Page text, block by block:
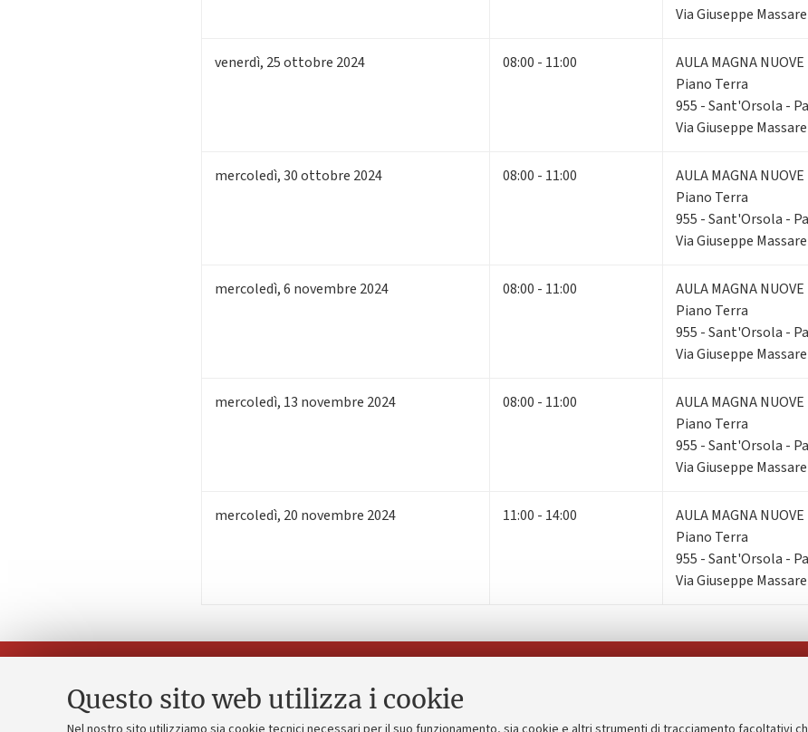
Questo sito web utilizza i cookie
Via Giuseppe
venerdì, 25ottobre 2024 08:00 - 11:00
AULA MAGNA
Piano Terra
955 - Sant'Orsola -
Via Giuseppe
mercoledì,30ottobre 2024 08:00 - 11:00
AULA MAGNA
Piano Terra
955 - Sant'Orsola -
Via Giuseppe
mercoledì,6 novembre 2024 08:00 - 11:00
AULA MAGNA
Piano Terra
955 - Sant'Orsola -
Via Giuseppe
mercoledì, 13 novembre 2024 08:00 - 11:00
AULA MAGNA
Piano Terra
955 - Sant'Orsola -
Via Giuseppe
mercoledì, 20 novembre 2024 11:00 - 14:00
AULA MAGNA
Piano Terra
955 - Sant'Orsola -
Via Giuseppe